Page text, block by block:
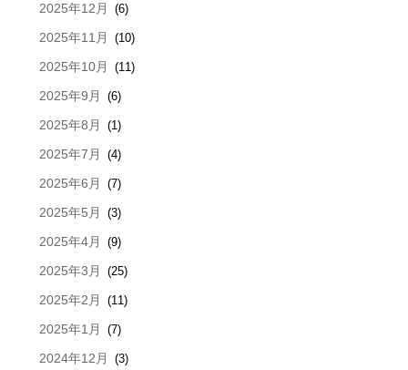
2025年12月 (6)
2025年11月 (10)
2025年10月 (11)
2025年9月 (6)
2025年8月 (1)
2025年7月 (4)
2025年6月 (7)
2025年5月 (3)
2025年4月 (9)
2025年3月 (25)
2025年2月 (11)
2025年1月 (7)
2024年12月 (3)